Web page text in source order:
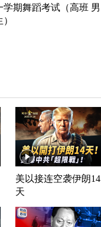
学期舞蹈考试（高班 男
美以接连空袭伊朗14
天